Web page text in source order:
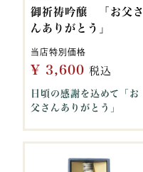
御祈祷吟醸 「お父さ
んありがとう」
当店特別価格
¥ 3,600 税込
日頃の感謝を込めて「お
父さんありがとう」